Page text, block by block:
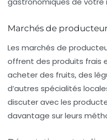
Marchés de
Les marchés de
offrent des produits frais
acheter des fruits, des
d’autres spécialités
discuter avec les
davantage sur leurs